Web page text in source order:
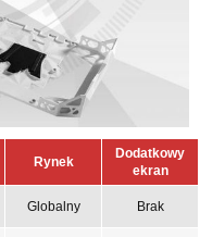
Rynek
Dodatkowy
ekran
Globalny Brak